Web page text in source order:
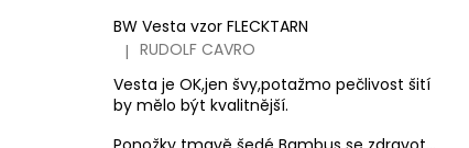
BW Vesta vzor FLECKTARN
Hodnocení produktu je 3 z 5 hvězdiček.
| RUDOLF CAVRO
Vesta je OK,jen švy,potažmo pečlivost šití
by mělo být kvalitnější.